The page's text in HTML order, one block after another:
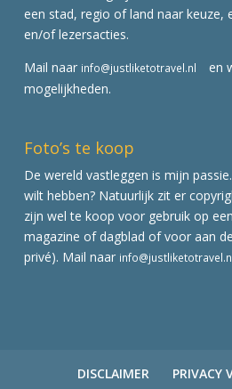
een stad, regio of land naar keuze,
en/of lezersacties.
Mail naar info@justliketotravel.nl
en
mogelijkheden.
Foto’s te koop
De wereld vastleggen is mijn
wilt hebben? Natuurlijk zit er
zijn wel te koop voor gebruik op
magazine of dagblad of voor aan
privé). Mail naar
DISCLAIMER PRIVACY